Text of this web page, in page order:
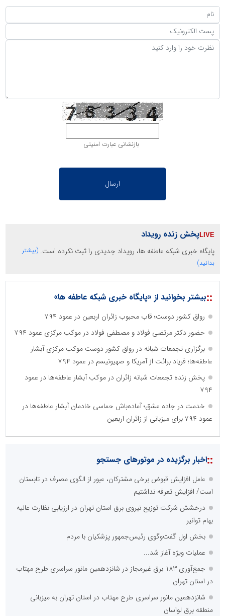
بازنشانی عبارت امنیتی
پخش زنده رویداد
پایگاه خبری شبکه عاطفه ها، رویداد جدیدی را ثبت نکرده است. (بیشتر
بدانید)
::بیشتر بخوانید از «پایگاه خبری شبکه عاطفه ها»
رواق کشور دوست؛ قاب محبوب زائران اربعین در عمود ۷۹۴
حضور دکتر مرتضی فولاد و مصطفی فولاد در موکب مرکزی عمود ۷۹۴
برگزاری تجمعات شبانه در رواق کشور دوست موکب مرکزی آبشار
عاطفه‌ها؛ فریاد برائت از آمریکا و صهیونیسم در عمود ۷۹۴
پخش زنده تجمعات شبانه زائران در موکب آبشار عاطفه‌ها در عمود
۷۹۴
خدمت در جاده عشق؛ آماده‌باش حماسی خادمان آبشار عاطفه‌ها در
عمود ۷۹۴ برای میزبانی از زائران اربعین
::اخبار برگزیده در موتورهای جستجو
عامل افزایش قبوض برخی مشترکان، عبور از الگوی مصرف در تابستان
است/ افزایش تعرفه نداشتیم
درخشش شرکت توزیع نیروی برق استان تهران در ارزیابی نظارت عالیه
بهام توانیر
بخش اول گفت‌وگوی رئیس‌جمهور پزشکیان با مردم
عملیات ویژه آغاز شد...
جمع‌آوری 183 برق غیرمجاز در شانزدهمین مانور سراسری طرح مهتاب
در استان تهران
شانزدهمین مانور سراسری طرح مهتاب در استان تهران به میزبانی
منطقه برق لواسان